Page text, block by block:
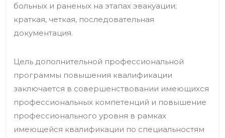
больных и раненых на этапах эвакуации;
краткая, четкая, последовательная
документация.
Цель дополнительной профессиональной
программы повышения квалификации
заключается в совершенствовании имеющихся
профессиональных компетенций и повышение
профессионального уровня в рамках
имеющейся квалификации по специальностям